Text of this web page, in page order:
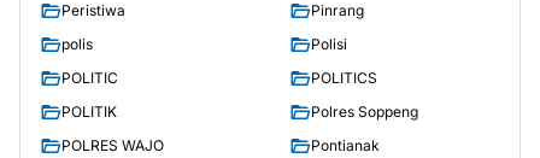
Peristiwa
Pinrang
polis
Polisi
POLITIC
POLITICS
POLITIK
Polres Soppeng
POLRES WAJO
Pontianak